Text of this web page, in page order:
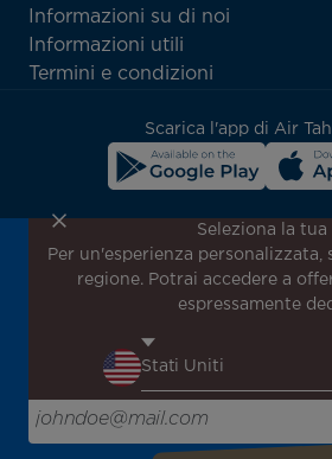
ATN:
Footer
menu
Informazioni su di noi
Informazioni utili
Termini e condizioni
Scarica l'app di Air
Iscriviti alla nostra newsletter per
notizie!
Ricevi per primo tutte le nostre
per il tuo prossimo viaggio!
Inserisci la tua email qui
Seleziona la
Per un'esperienza personalizzata,
regione. Potrai accedere a
espressamente